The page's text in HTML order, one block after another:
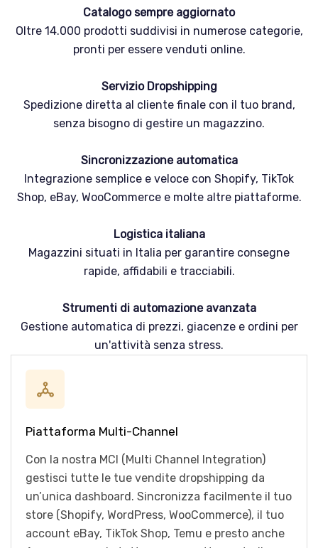
Catalogo sempre aggiornato
Oltre 14.000 prodotti suddivisi in numerose categorie,
pronti per essere venduti online.
Servizio Dropshipping
Spedizione diretta al cliente finale con il tuo brand,
senza bisogno di gestire un magazzino.
Sincronizzazione automatica
Integrazione semplice e veloce con Shopify, TikTok
Shop, eBay, WooCommerce e molte altre piattaforme.
Logistica italiana
Magazzini situati in Italia per garantire consegne
rapide, affidabili e tracciabili.
Strumenti di automazione avanzata
Gestione automatica di prezzi, giacenze e ordini per
un'attività senza stress.
Piattaforma Multi-Channel
Con la nostra MCI (Multi Channel Integration)
gestisci tutte le tue vendite dropshipping da
un’unica dashboard. Sincronizza facilmente il tuo
store (Shopify, WordPress, WooCommerce), il tuo
account eBay, TikTok Shop, Temu e presto anche